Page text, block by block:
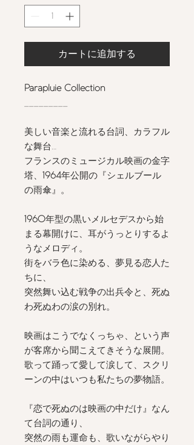
カートに追加する
Parapluie Collection
美しい音楽と流れる台詞、カラフル
な舞台…
フランスのミュージカル映画の金字
塔、 1964年公開の『シェルブール
の雨傘』。
1960年型の黒いメルセデスから始
まる幕開けに、耳がうっとりするよ
うなメロディ。
街をバラ色に染める、夢見る恋人た
ちに、
突然舞い込む戦争の出兵令と、死ぬ
わ死ぬわの涙の別れ。
映画はこうでなくっちゃ、という声
が客席から聞こえてきそうな展開。
歌って踊って愛して涙して、スクリ
ーンの中はいつも私たちの夢物語。
『恋で死ぬのは映画の中だけ』なん
て台詞の通り、
突然の雨も運命も、歌いながらやり